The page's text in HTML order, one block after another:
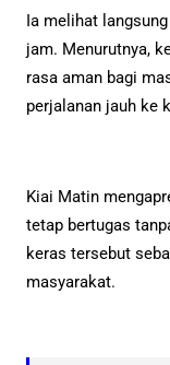
Ia melihat
jam. Menurutnya,
rasa aman bagi
perjalanan jauh ke
Kiai Matin
tetap bertugas
keras tersebut
masyarakat.